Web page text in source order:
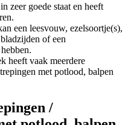
zeer goede staat en heeft
een leesvouw, ezelsoortje(s),
of een
heeft vaak meerdere
met potlood, balpen
/